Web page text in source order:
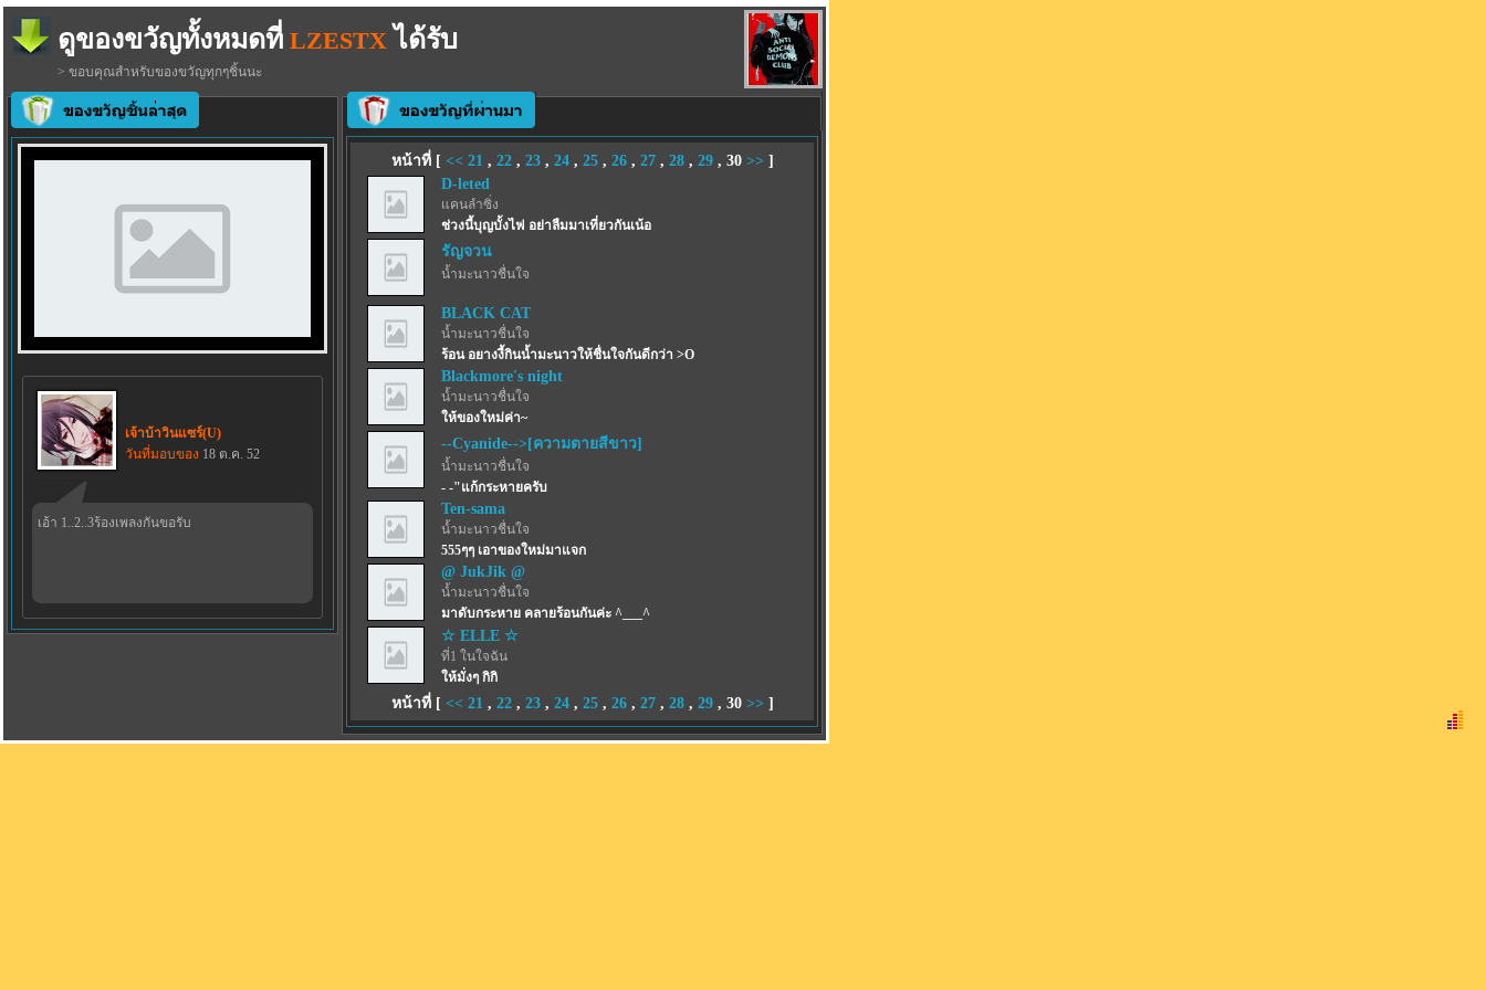
ดูของขวัญทั้งหมดที่ LZESTX ได้รับ
> ขอบคุณสำหรับของขวัญทุกๆชิ้นนะ
เจ้าบ้าวินแซร์(U)
วันที่มอบของ 18 ต.ค. 52
เอ้า 1..2..3ร้องเพลงกันขอรับ
หน้าที่ [ << 21 , 22, 23, 24, 25, 26, 27, 28, 29, 30 >> ]
D-leted
แคนลำซิ่ง
ช่วงนี้บุญบั้งไฟ อย่าลืมมาเที่ยวกันเน้อ
รัญจวน
น้ำมะนาวชื่นใจ
BLACK CAT
น้ำมะนาวชื่นใจ
ร้อน อยางงี้กินน้ำมะนาวให้ชื่นใจกันดีกว่า >O
Blackmore's night
น้ำมะนาวชื่นใจ
ให้ของใหม่ค่า~
--Cyanide-->[ความตายสีขาว]
น้ำมะนาวชื่นใจ
- -"แก้กระหายครับ
Ten-sama
น้ำมะนาวชื่นใจ
555ๆๆ เอาของใหม่มาแจก
@ JukJik @
น้ำมะนาวชื่นใจ
มาดับกระหาย คลายร้อนกันค่ะ ^___^
☆ ELLE ☆
ที่1 ในใจฉัน
ให้มั่งๆ กิกิ
หน้าที่ [ << 21 , 22, 23, 24, 25, 26, 27, 28, 29, 30 >> ]